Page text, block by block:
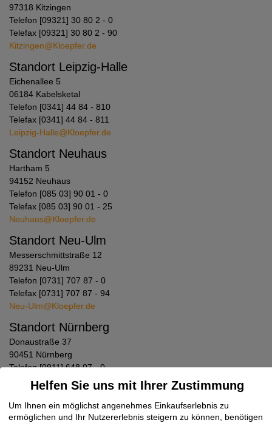
97318 Kitzingen
Telefon [09321] 30 80 2 - 0
Telefax [09321] 30 80 2 - 90
Kitzingen@Kloepfer.de
Standort Leipzig-Halle
Eichenallee 5
06184 Kabelsketal
Telefon [0341] 44 84 - 810
Telefax [0341] 44 84 - 811
Leipzig-Halle@Kloepfer.de
Standort Neuhaus
Hartham 5
94152 Neuhaus
Telefon [085 03] 90 01 - 0
Telefax [085 03] 90 01 - 25
Neuhaus@Kloepfer.de
Standort Neu-Ulm
Messerschmittstraße 12
89231 Neu-Ulm
Telefon [0731] 707 87 - 0
Telefax [0731] 707 87 - 94
Neu-Ulm@Kloepfer.de
Standort Nürnberg
Donaustraße 37
90451 Nürnberg
Telefon [0911] 648 07 - 0
Telefax [0911] 648 07 - 90
Nuernberg@Kloepfer.de
Standort Rosenheim
Helfen Sie uns mit Ihrer Zustimmung
Um Ihnen ein möglichst angenehmes Einkaufserlebnis zu
ermöglichen und Ihr Nutzererlebnis steigern zu können, benötigen